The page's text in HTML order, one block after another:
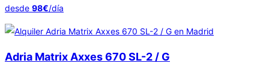
desde 98€/día
Adria Matrix Axxes 670 SL-2 / G